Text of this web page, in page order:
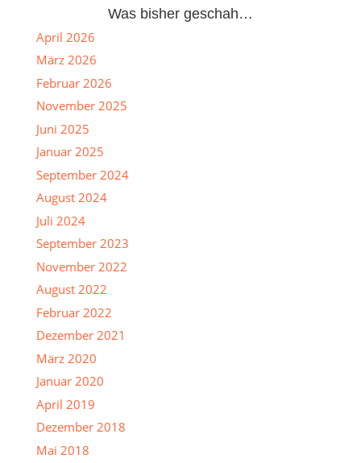
Was bisher geschah…
April 2026
März 2026
Februar 2026
November 2025
Juni 2025
Januar 2025
September 2024
August 2024
Juli 2024
September 2023
November 2022
August 2022
Februar 2022
Dezember 2021
März 2020
Januar 2020
April 2019
Dezember 2018
Mai 2018